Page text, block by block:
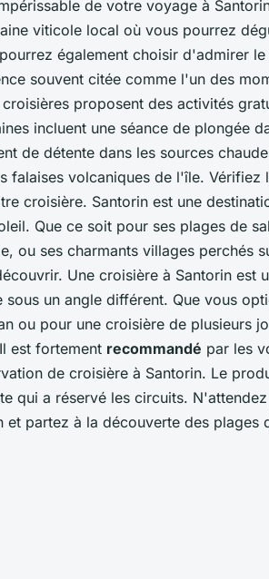
de votre voyage à
viticole local où vous pourrez
également choisir d'admirer
souvent citée comme l'un des
proposent des activités
incluent une séance de plongée
de détente dans les sources
falaises volcaniques de l'île. Vérifiez
croisière. Santorin est une
Que ce soit pour ses plages de
ou ses charmants villages perchés
Une croisière à Santorin est
un angle différent. Que vous
ou pour une croisière de plusieurs
est fortement recommandé par les
de croisière à Santorin. Le
qui a réservé les circuits.
et partez à la découverte des plages